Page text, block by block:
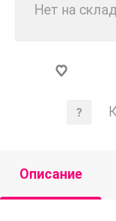
Нет на
Описание